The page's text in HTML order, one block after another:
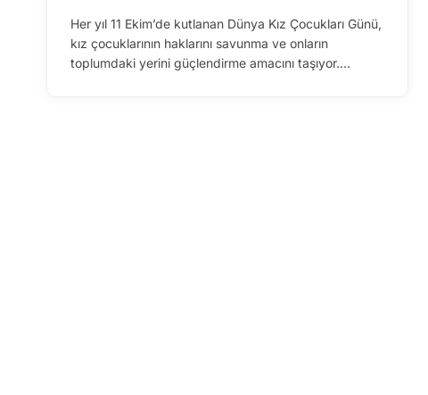
Her yıl 11 Ekim’de kutlanan Dünya Kız Çocukları Günü,
kız çocuklarının haklarını savunma ve onların
toplumdaki yerini güçlendirme amacını taşıyor.…